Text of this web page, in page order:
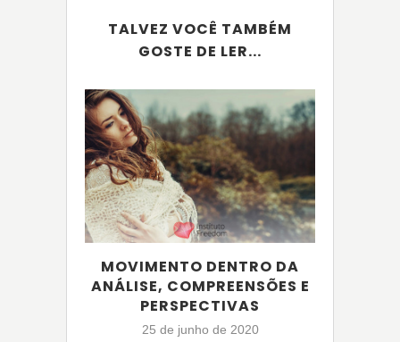
TALVEZ VOCÊ TAMBÉM
GOSTE DE LER...
MOVIMENTO DENTRO DA
ANÁLISE, COMPREENSÕES E
PERSPECTIVAS
25 de junho de 2020